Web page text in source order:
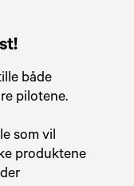
både
pilotene.
som vil
produktene